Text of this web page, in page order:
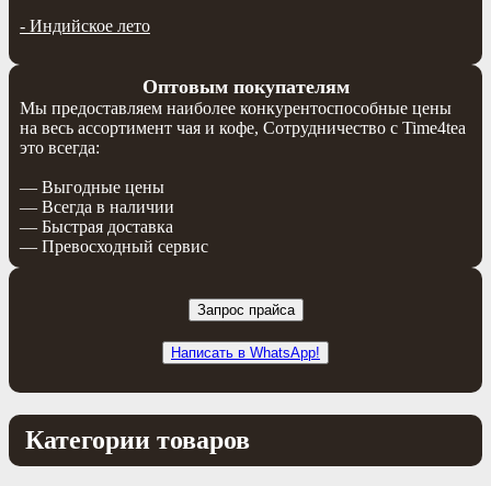
- Индийское лето
Оптовым покупателям
Мы предоставляем наиболее конкурентоспособные цены
на весь ассортимент чая и кофе, Сотрудничество с Time4tea
это всегда:
— Выгодные цены
— Всегда в наличии
— Быстрая доставка
— Превосходный сервис
Запрос прайса
Написать в WhatsApp!
Категории товаров